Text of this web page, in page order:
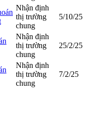
Nhận định
thị trường
chung
5/10/25
Nhận định
thị trường
chung
25/2/25
Nhận định
thị trường
chung
7/2/25